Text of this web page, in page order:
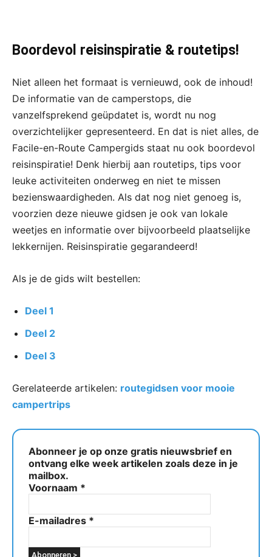
Boordevol reisinspiratie & routetips!
Niet alleen het formaat is vernieuwd, ook de inhoud!
De informatie van de camperstops, die
vanzelfsprekend geüpdatet is, wordt nu nog
overzichtelijker gepresenteerd. En dat is niet alles, de
Facile-en-Route Campergids staat nu ook boordevol
reisinspiratie! Denk hierbij aan routetips, tips voor
leuke activiteiten onderweg en niet te missen
bezienswaardigheden. Als dat nog niet genoeg is,
voorzien deze nieuwe gidsen je ook van lokale
weetjes en informatie over bijvoorbeeld plaatselijke
lekkernijen. Reisinspiratie gegarandeerd!
Als je de gids wilt bestellen:
Deel 1
Deel 2
Deel 3
Gerelateerde artikelen: routegidsen voor mooie
campertrips
Abonneer je op onze gratis nieuwsbrief en
ontvang elke week artikelen zoals deze in je
mailbox.
Voornaam *
E-mailadres *